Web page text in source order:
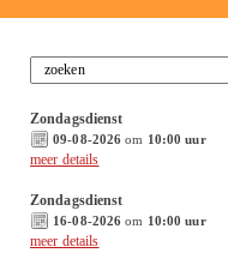
Zondagsdienst
09-08-2026 om 10:00 uur
meer details
Zondagsdienst
16-08-2026 om 10:00 uur
meer details